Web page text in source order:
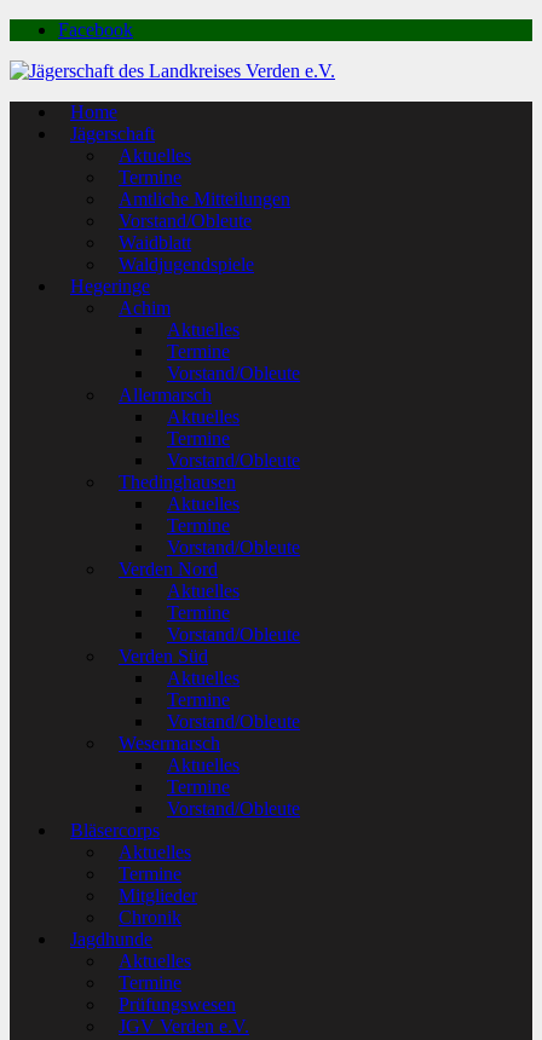
Facebook
Home
Jägerschaft
Aktuelles
Termine
Amtliche Mitteilungen
Vorstand/Obleute
Waidblatt
Waldjugendspiele
Hegeringe
Achim
Aktuelles
Termine
Vorstand/Obleute
Allermarsch
Aktuelles
Termine
Vorstand/Obleute
Thedinghausen
Aktuelles
Termine
Vorstand/Obleute
Verden Nord
Aktuelles
Termine
Vorstand/Obleute
Verden Süd
Aktuelles
Termine
Vorstand/Obleute
Wesermarsch
Aktuelles
Termine
Vorstand/Obleute
Bläsercorps
Aktuelles
Termine
Mitglieder
Chronik
Jagdhunde
Aktuelles
Termine
Prüfungswesen
JGV Verden e.V.